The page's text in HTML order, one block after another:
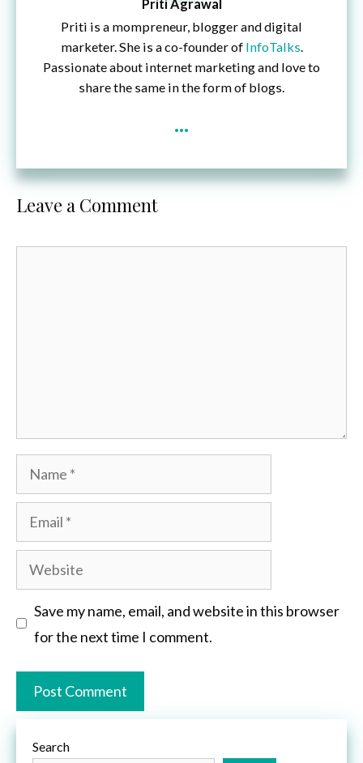
Priti Agrawal
Priti is a mompreneur, blogger and digital
marketer. She is a co-founder of InfoTalks.
Passionate about internet marketing and love to
share the same in the form of blogs.
...
Leave a Comment
Name
Email
Website
Save my name, email, and website in this browser
for the next time I comment.
Search